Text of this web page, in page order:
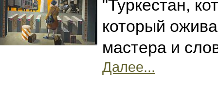
"Туркестан,
который
мастера и
Далее...